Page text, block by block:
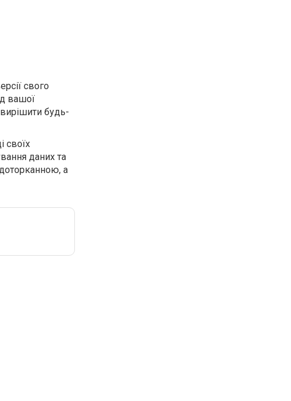
свого
вашої
будь-
своїх
даних та
а